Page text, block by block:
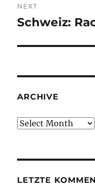
NEXT
Next
Schweiz:
ARCHIVE
Archive
LETZTE